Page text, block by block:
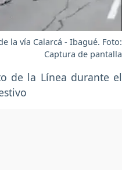
la vía Calarcá - Ibagué. Foto:
Captura de pantalla
de la Línea durante el